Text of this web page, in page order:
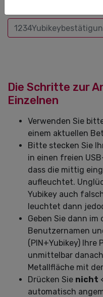
Die Schritte zur
Einzelnen
Verwenden Sie
einem aktuellen
Bitte stecken Sie
in einen freien
dass die mittig
aufleuchtet.
Yubikey auch
leuchtet dann
Geben Sie dann im
Benutzernamen
(PIN+Yubikey) Ihre
unmittelbar
Metallfläche mit
Drücken Sie nicht
automatisch